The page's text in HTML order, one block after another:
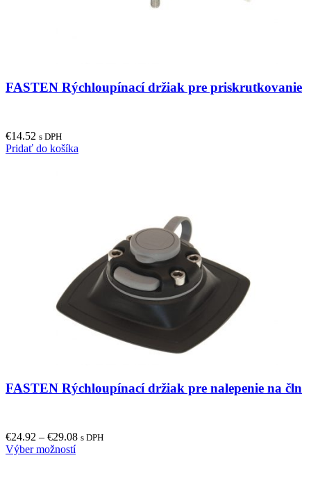
FASTEN Rýchloupínací držiak pre priskrutkovanie
€14.52 s DPH
Pridať do košíka
FASTEN Rýchloupínací držiak pre nalepenie na čln
€24.92 – €29.08 s DPH
Výber možnostíThis